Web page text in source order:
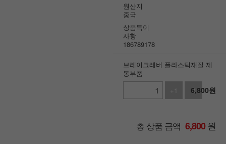
원산지
중국
상품특이
사항
186789178
브레이크레버 플라스틱재질 제
동부품
+1
-1
6,800원
총 상품 금액 6,800원